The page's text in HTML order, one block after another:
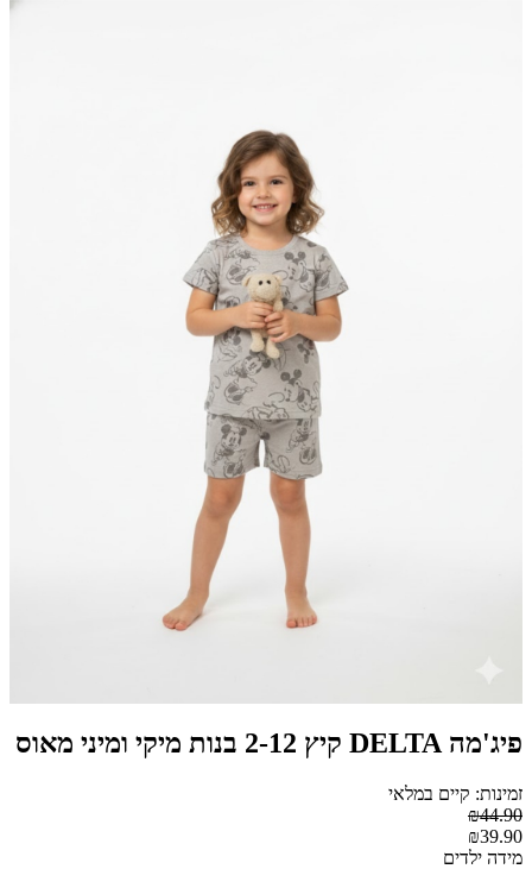
פיג'מה DELTA קיץ 2-12 בנות מיקי ומיני מאוס
זמינות: קיים במלאי
₪44.90
₪39.90
מידה ילדים